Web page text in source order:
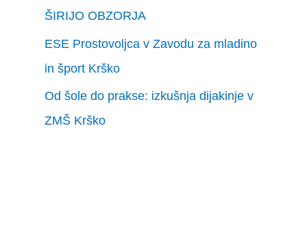
ŠIRIJO OBZORJA
ESE Prostovoljca v Zavodu za mladino
in šport Krško
Od šole do prakse: izkušnja dijakinje v
ZMŠ Krško